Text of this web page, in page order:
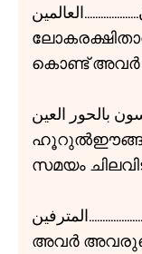
കൊണ്ട് അവർ
بالحور العين
സമയം
അവർ